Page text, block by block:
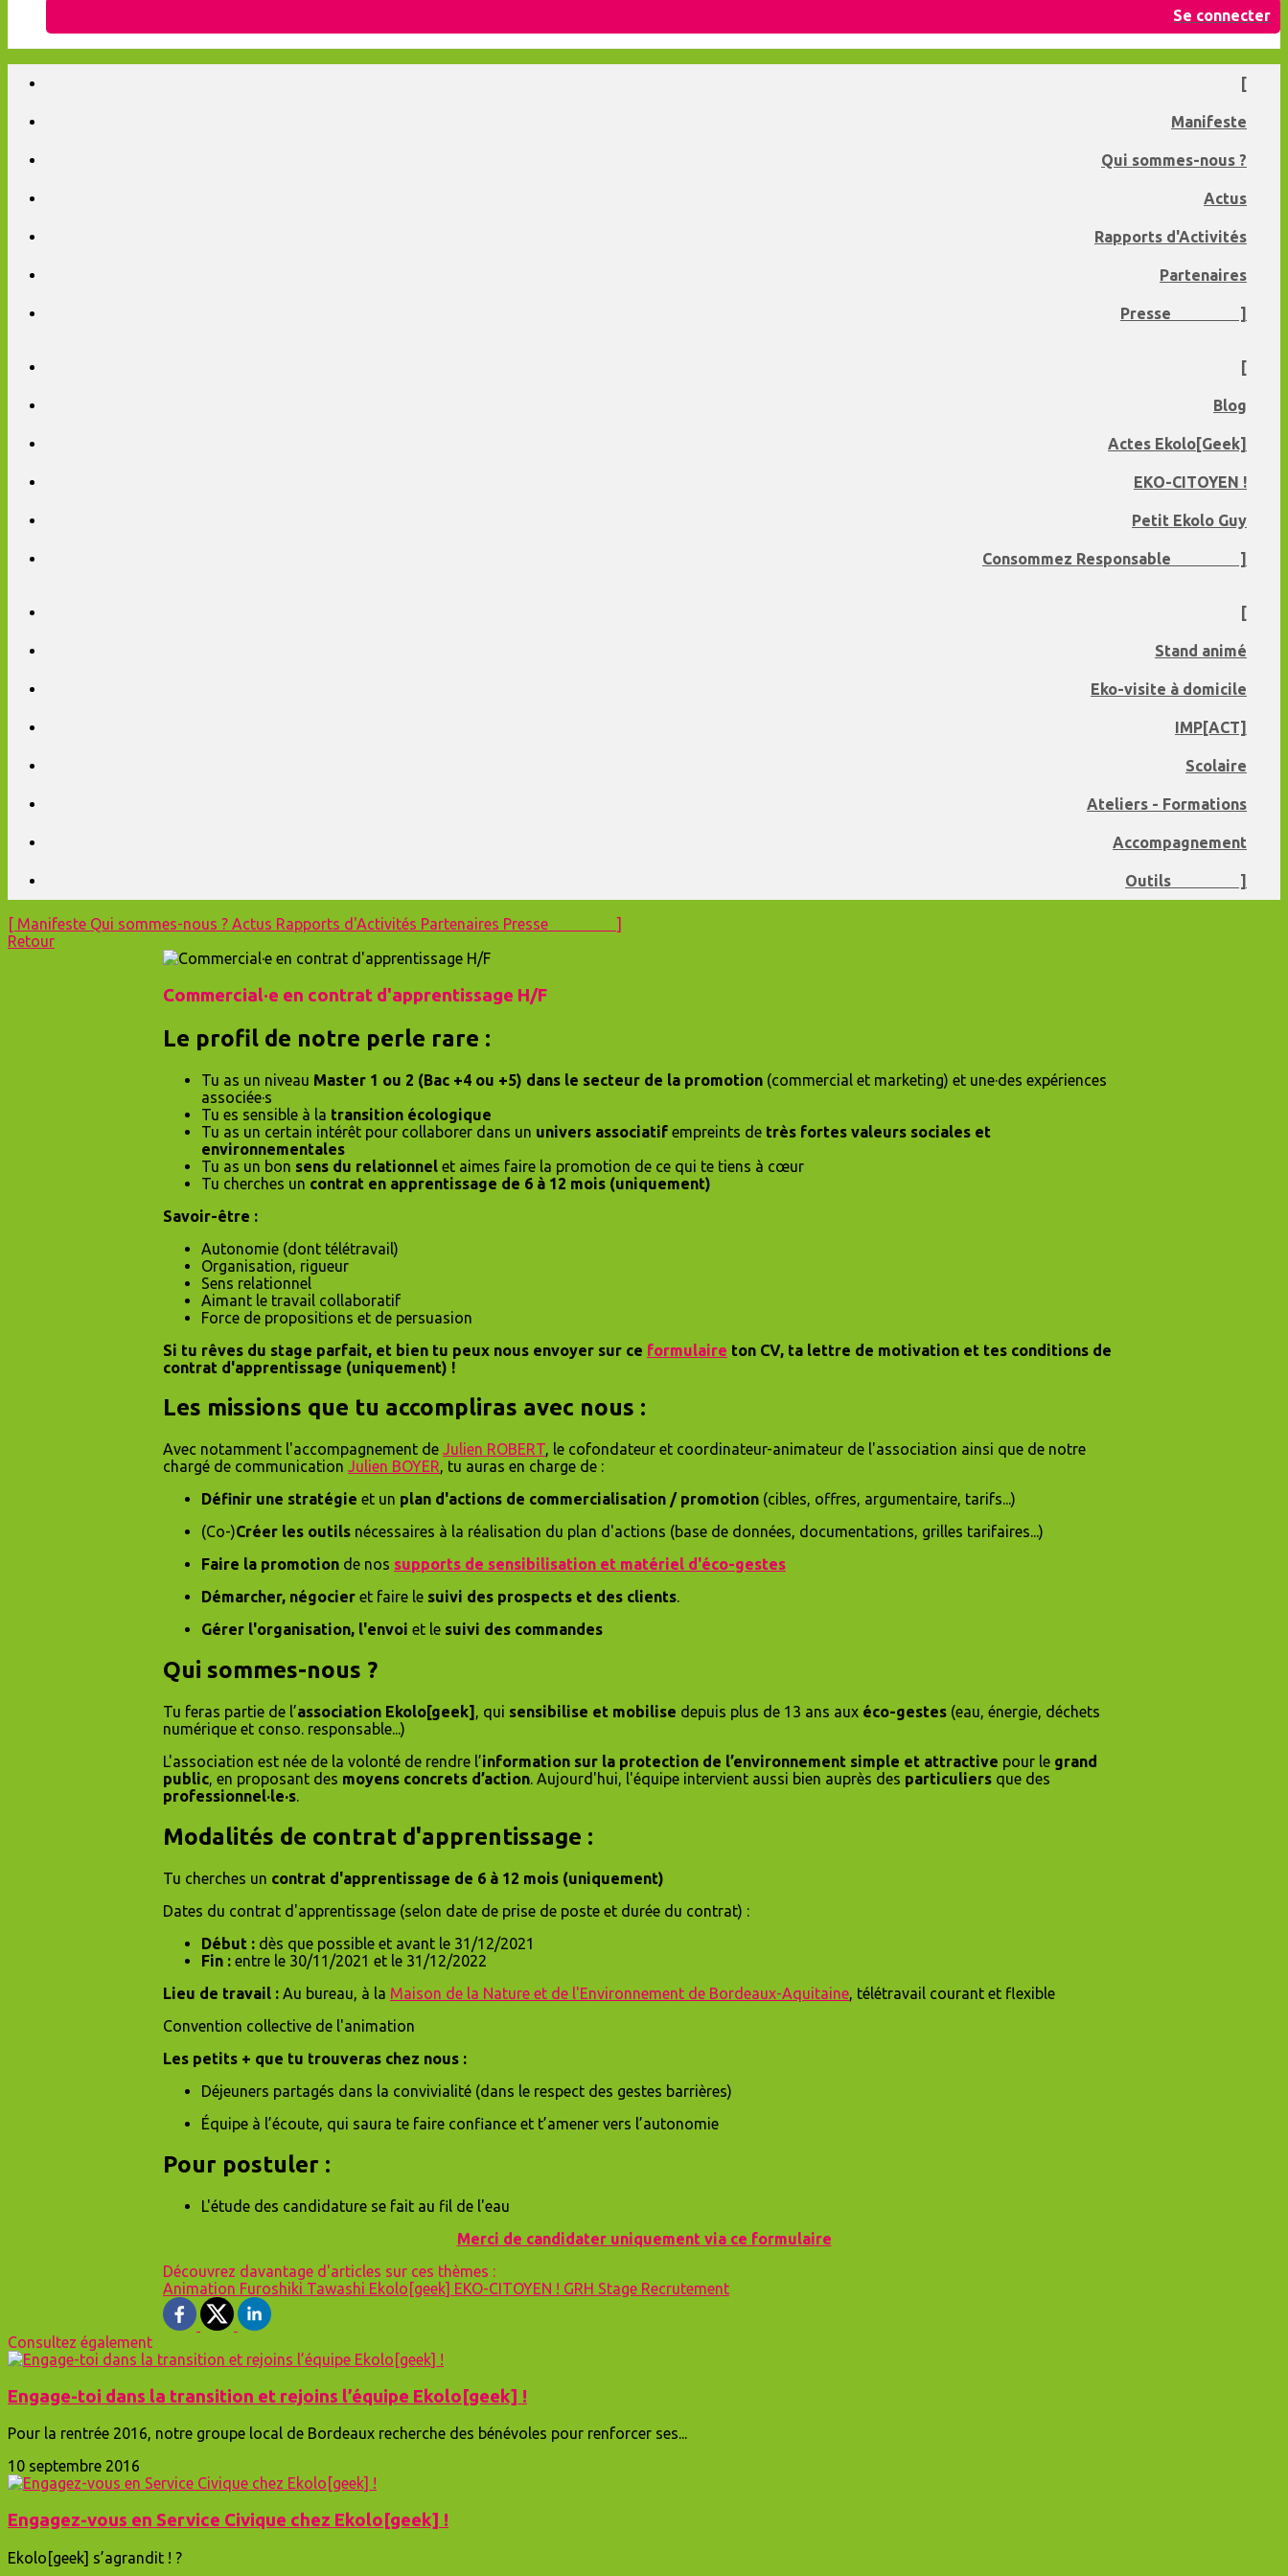
Se connecter
[
Manifeste
Qui sommes-nous ?
Actus
Rapports d'Activités
Partenaires
Presse ]
[
Blog
Actes Ekolo[Geek]
EKO-CITOYEN !
Petit Ekolo Guy
Consommez Responsable ]
[
Stand animé
Eko-visite à domicile
IMP[ACT]
Scolaire
Ateliers - Formations
Accompagnement
Outils ]
[ Manifeste Qui sommes-nous ? Actus Rapports d'Activités Partenaires Presse ]
Retour
Commercial·e en contrat d'apprentissage H/F
Le profil de notre perle rare :
Tu as un niveau Master 1 ou 2 (Bac +4 ou +5) dans le secteur de la promotion (commercial et marketing) et une·des expériences
associée·s
Tu es sensible à la transition écologique
Tu as un certain intérêt pour collaborer dans un univers associatif empreints de très fortes valeurs sociales et
environnementales
Tu as un bon sens du relationnel et aimes faire la promotion de ce qui te tiens à cœur
Tu cherches un contrat en apprentissage de 6 à 12 mois (uniquement)
Savoir-être :
Autonomie (dont télétravail)
Organisation, rigueur
Sens relationnel
Aimant le travail collaboratif
Force de propositions et de persuasion
Si tu rêves du stage parfait, et bien tu peux nous envoyer sur ce formulaire ton CV, ta lettre de motivation et tes conditions de
contrat d'apprentissage (uniquement) !
Les missions que tu accompliras avec nous :
Avec notamment l'accompagnement de Julien ROBERT, le cofondateur et coordinateur-animateur de l'association ainsi que de notre
chargé de communication Julien BOYER, tu auras en charge de :
Définir une stratégie et un plan d'actions de commercialisation / promotion (cibles, offres, argumentaire, tarifs...)
(Co-)Créer les outils nécessaires à la réalisation du plan d'actions (base de données, documentations, grilles tarifaires...)
Faire la promotion de nos supports de sensibilisation et matériel d'éco-gestes
Démarcher, négocier et faire le suivi des prospects et des clients.
Gérer l'organisation, l'envoi et le suivi des commandes
Qui sommes-nous ?
Tu feras partie de l’association Ekolo[geek] , qui sensibilise et mobilise depuis plus de 13 ans aux éco-gestes (eau, énergie, déchets
numérique et conso. responsable...)
L'association est née de la volonté de rendre l’information sur la protection de l’environnement simple et attractive pour le grand
public, en proposant des moyens concrets d’action. Aujourd'hui, l'équipe intervient aussi bien auprès des particuliers que des
professionnel·le·s.
Modalités de contrat d'apprentissage :
Tu cherches un contrat d'apprentissage de 6 à 12 mois (uniquement)
Dates du contrat d'apprentissage (selon date de prise de poste et durée du contrat) :
Début : dès que possible et avant le 31/12/2021
Fin : entre le 30/11/2021 et le 31/12/2022
Lieu de travail : Au bureau, à la Maison de la Nature et de l'Environnement de Bordeaux-Aquitaine, télétravail courant et flexible
Convention collective de l'animation
Les petits + que tu trouveras chez nous :
Déjeuners partagés dans la convivialité (dans le respect des gestes barrières)
Équipe à l’écoute, qui saura te faire confiance et t’amener vers l’autonomie
Pour postuler :
L'étude des candidature se fait au fil de l'eau
Merci de candidater uniquement via ce formulaire
Découvrez davantage d'articles sur ces thèmes :
Animation Furoshiki Tawashi Ekolo[geek] EKO-CITOYEN ! GRH Stage Recrutement
Consultez également
Engage-toi dans la transition et rejoins l’équipe Ekolo[geek] !
Pour la rentrée 2016, notre groupe local de Bordeaux recherche des bénévoles pour renforcer ses...
10 septembre 2016
Engagez-vous en Service Civique chez Ekolo[geek] !
Ekolo[geek] s’agrandit ! ?